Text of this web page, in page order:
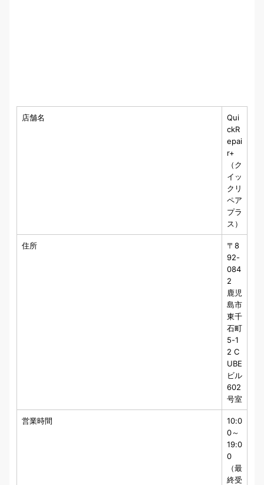
店舗名
Qui
ckR
epai
r+
（ク
イッ
クリ
ペア
プラ
ス）
住所
〒8
92-
084
2
鹿児
島市
東千
石町
5-1
2 C
UBE
ビル
602
号室
営業時間
10:0
0～
19:0
0
（最
終受